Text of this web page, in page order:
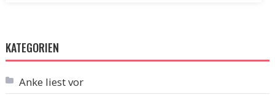
KATEGORIEN
Anke liest vor